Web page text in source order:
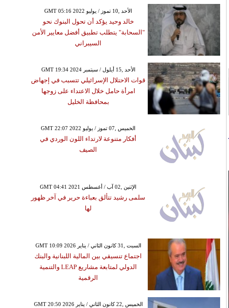
GMT 05:16 2022 الأحد ,10 تموز / يوليو
خالد وحيد يؤكد أن تحول البنوك نحو
"السحابة" يتطلب تطبيق أفضل معايير الأمن
السيبراني
GMT 19:34 2024 الأحد ,15 أيلول / سبتمبر
قوات الاحتلال الإسرائيلي تتسبب في إجهاض
امرأة حامل خلال الاعتداء على زوجها
بمحافظة الخليل
GMT 22:07 2022 الخميس ,07 تموز / يوليو
أفكار متنوعة لارتداء اللون الوردي في
الصيف
GMT 04:41 2021 الإثنين ,02 آب / أغسطس
سلمى رشيد تتألق بعباءة حرير في آخر ظهور
لها
GMT 10:09 2026 السبت ,31 كانون الثاني / يناير
اجتماع تنسيقي بين المالية اللبنانية والبنك
الدولي لمتابعة مشاريع LEAP والتنمية
الرقمية
GMT 20:50 2026 الخميس ,22 كانون الثاني / يناير